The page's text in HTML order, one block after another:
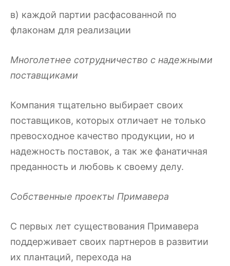
в) каждой партии расфасованной по
флаконам для реализации
Многолетнее сотрудничество с надежными
поставщиками
Компания тщательно выбирает своих
поставщиков, которых отличает не только
превосходное качество продукции, но и
надежность поставок, а так же фанатичная
преданность и любовь к своему делу.
Собственные проекты Примавера
С первых лет существования Примавера
поддерживает своих партнеров в развитии
их плантаций, перехода на